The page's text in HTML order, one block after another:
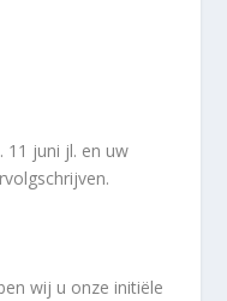
11 juni jl. en uw
wij u onze initiële